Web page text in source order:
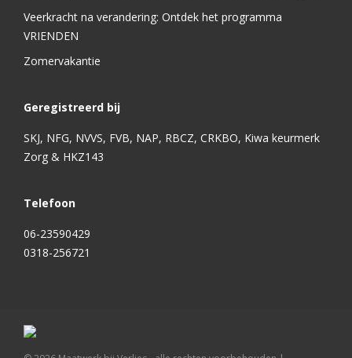
Veerkracht na verandering: Ontdek het programma
VRIENDEN
Zomervakantie
Geregistreerd bij
SKJ, NFG, NVVS, FVB, NAP, RBCZ, CRKBO, Kiwa keurmerk
Zorg & HKZ143
Telefoon
06-23590429
0318-256721